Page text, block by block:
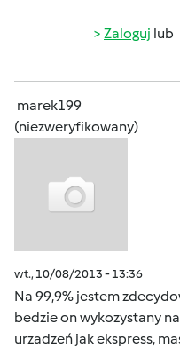
Zaloguj lub
marek199
(niezweryfikowany)
wt., 10/08/2013 - 13:36
Na 99,9% jestem
bedzie on wykozystany
urzadzeń jak ekspress,